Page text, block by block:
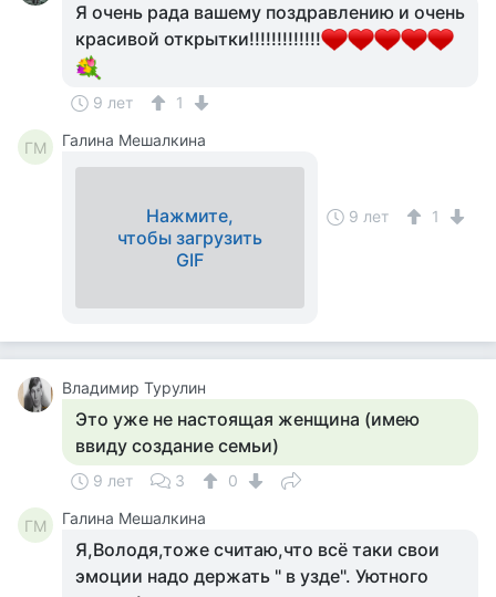
Я очень рада вашему поздравлению и очень
красивой открытки!!!!!!!!!!!!!
9 лет 1
ГМ Галина Мешалкина
Нажмите,
чтобы загрузить
GIF
9 лет 1
Владимир Турулин
Это уже не настоящая женщина (имею
ввиду создание семьи)
9 лет 3 0
ГМ Галина Мешалкина
Я,Володя,тоже считаю,что всё таки свои
эмоции надо держать " в узде". Уютного